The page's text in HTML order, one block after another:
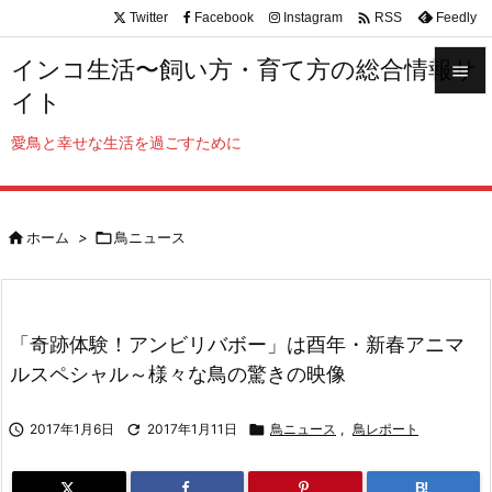
インコ生活〜飼い方・育て方の総合情報サ
イト
愛鳥と幸せな生活を過ごすために

サイド


Twitter Facebook Instagram  RSS Feedly
ホーム > 鳥ニュース
「奇跡体験！アンビリバボー」は酉年・新春アニマ
ルスペシャル～様々な鳥の驚きの映像
 2017年1月6日  2017年1月11日  鳥ニュース , 鳥レポート
B!